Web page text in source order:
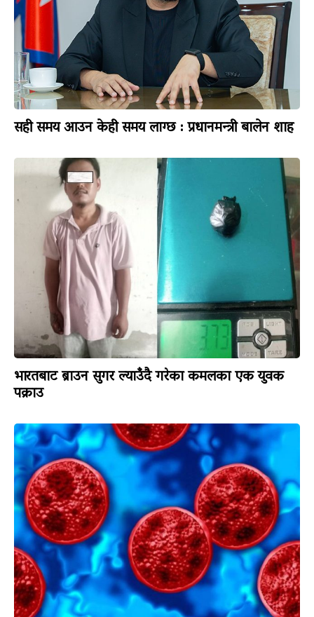
सही समय आउन केही समय लाग्छ : प्रधानमन्त्री बालेन शाह
भारतबाट ब्राउन सुगर ल्याउँदै गरेका कमलका एक युवक
पक्राउ